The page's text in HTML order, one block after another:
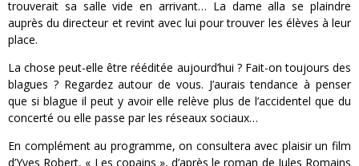
trouverait sa salle vide en arrivant… La dame alla se plaindre
auprès du directeur et revint avec lui pour trouver les élèves à leur
place.
La chose peut-elle être rééditée aujourd’hui ? Fait-on toujours des
blagues ? Regardez autour de vous. J’aurais tendance à penser
que si blague il peut y avoir elle relève plus de l’accidentel que du
concerté ou elle passe par les réseaux sociaux…
En complément au programme, on consultera avec plaisir un film
d’Yves Robert, « Les copains », d’après le roman de Jules Romains